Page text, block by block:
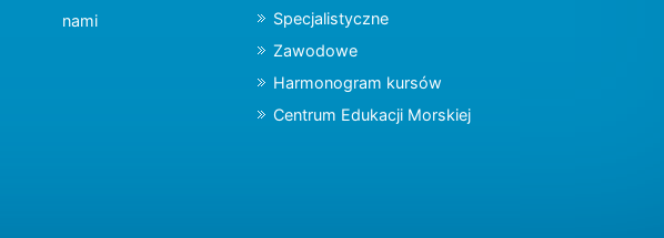
nami
Specjalistyczne
Zawodowe
Harmonogram kursów
Centrum Edukacji Morskiej